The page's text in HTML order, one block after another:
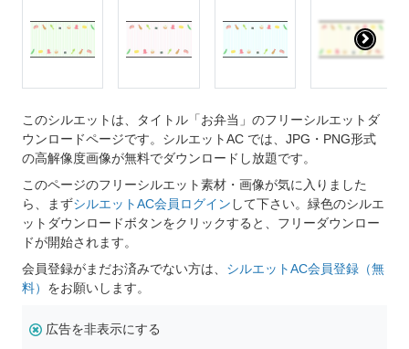
このシルエットは、タイトル「お弁当」のフリーシルエットダ
ウンロードページです。シルエットAC では、JPG・PNG形式
の高解像度画像が無料でダウンロードし放題です。
このページのフリーシルエット素材・画像が気に入りました
ら、まずシルエットAC会員ログイン して下さい。緑色のシルエ
ットダウンロードボタンをクリックすると、フリーダウンロー
ドが開始されます。
会員登録がまだお済みでない方は、 シルエットAC会員登録（無
料） をお願いします。
広告を非表示にする